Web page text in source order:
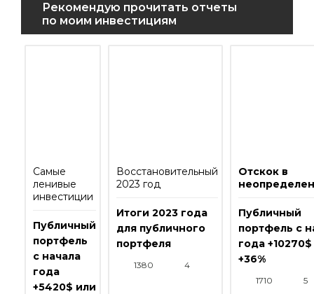
Рекомендую прочитать отчеты
по моим инвестициям
Самые
ленивые
инвестиции
Публичный
портфель
с начала
года
+5420$ или
Восстановительный
2023 год
Итоги 2023 года
для публичного
портфеля
1380 4
Отскок в
Публичный
портфель с
года
+36%
1710 5